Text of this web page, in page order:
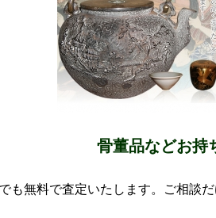
骨董品などお持
も無料で査定いたします。ご相談